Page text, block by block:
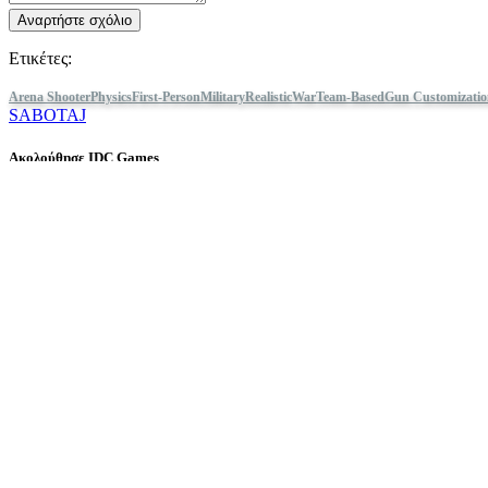
Αναρτήστε σχόλιο
Ετικέτες:
Arena ShooterPhysicsFirst-PersonMilitaryRealisticWarTeam-BasedGun
SABOTAJ
Ακολούθησε IDC Games